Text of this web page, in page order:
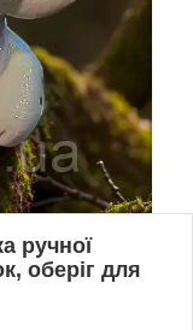
ручної
оберіг для